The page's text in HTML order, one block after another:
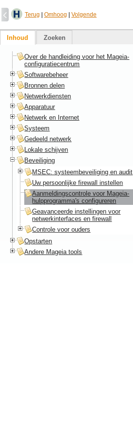
Terug Omhoog Volgende
Inhoud Zoeken
Over de handleiding voor het Mageia-
configuratiecentrum
Softwarebeheer
Bronnen delen
Netwerkdiensten
Apparatuur
Netwerk en Internet
Systeem
Gedeeld netwerk
Lokale schijven
Beveiliging
MSEC: systeembeveiliging en audit
Uw persoonlijke firewall instellen
Aanmeldingscontrole voor Mageia-
hulpprogramma's configureren
Geavanceerde instellingen voor
netwerkinterfaces en firewall
Controle voor ouders
Opstarten
Andere Mageia tools